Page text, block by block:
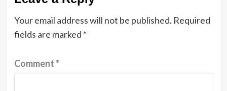
Your email address will not be published. Required
fields are marked *
Comment*